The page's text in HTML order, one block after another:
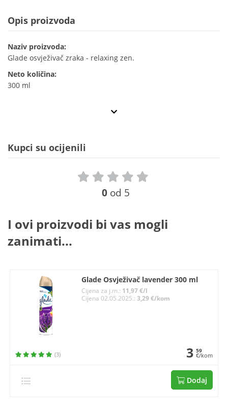
Opis proizvoda
Naziv proizvoda:
Glade osvježivač zraka - relaxing zen.
Neto količina:
300 ml
Kupci su ocijenili
0 od 5
I ovi proizvodi bi vas mogli
zanimati...
Glade Osvježivač lavender 300 ml
Cijena za j.m.: 11,97 €/l
Cijena 02.05.2025.:3,29 €/kom
(3) 3 59
€/kom
Dodaj